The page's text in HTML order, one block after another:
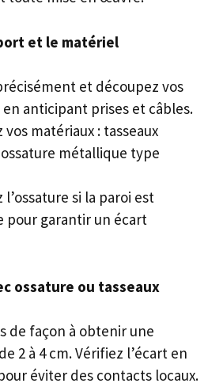
et le matériel
et découpez vos
en anticipant prises et câbles.
vos matériaux : tasseaux
métallique type
l’ossature si la paroi est
pour garantir un écart
ossature ou tasseaux
de façon à obtenir une
2 à 4 cm. Vérifiez l’écart en
éviter des contacts locaux.